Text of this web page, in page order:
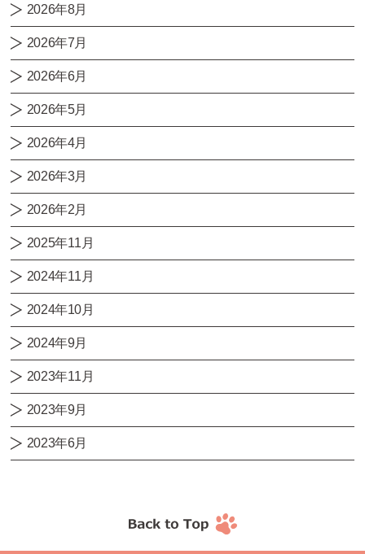
2026年8月
2026年7月
2026年6月
2026年5月
2026年4月
2026年3月
2026年2月
2025年11月
2024年11月
2024年10月
2024年9月
2023年11月
2023年9月
2023年6月